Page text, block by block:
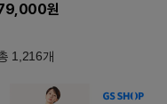
원
1,216개